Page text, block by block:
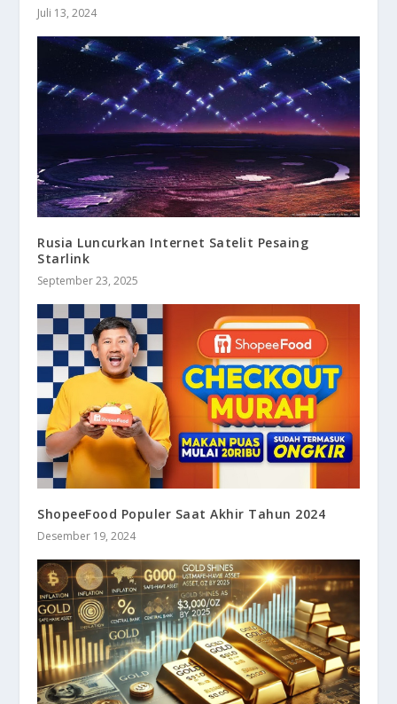
Juli 13, 2024
Rusia Luncurkan Internet Satelit Pesaing
Starlink
September 23, 2025
ShopeeFood Populer Saat Akhir Tahun 2024
Desember 19, 2024